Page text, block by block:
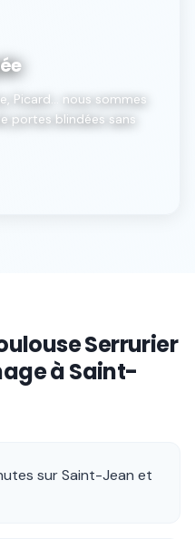
Picard... nous sommes
portes blindées sans
Serrurier
à Saint-
sur Saint-Jean et